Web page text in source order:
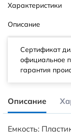
Характеристики
Описание
Сертификат
официальное
гарантия
Описание
Емкость: